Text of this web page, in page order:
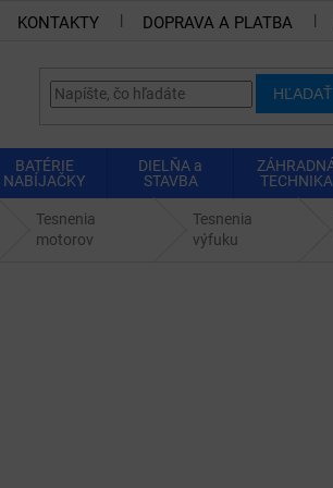
KONTAKTY DOPRAVA A PLATBA
HĽADAŤ
BATÉRIE
NABÍJAČKY
DIELŇA a
STAVBA
TECHNIKA
Tesnenia
motorov
Tesnenia
výfuku